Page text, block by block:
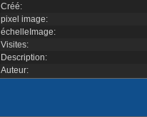
Créé:
pixel image:
échelleImage:
Visites:
Description:
Auteur: